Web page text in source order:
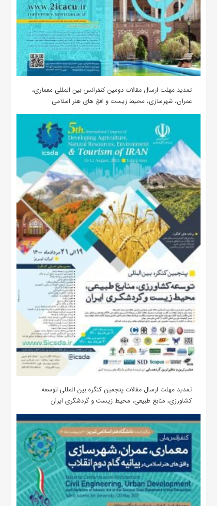
تمدید مهلت ارسال مقالات دومین کنفرانس بین المللی معماری،
عمران، شهرسازی، محیط زیست و افق های هنر اسلامی
تمدید مهلت ارسال مقالات پنجمین کنگره بین المللی توسعه
کشاورزی، منابع طبیعی، محیط زیست و گردشگری ایران